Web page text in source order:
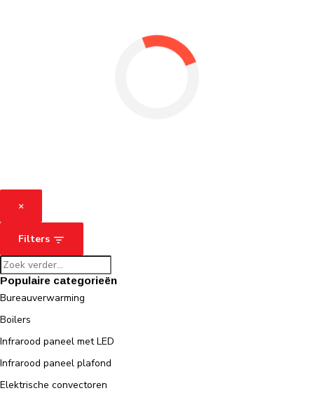
×
Filters
Populaire categorieën
Bureauverwarming
Boilers
Infrarood paneel met LED
Infrarood paneel plafond
Elektrische convectoren